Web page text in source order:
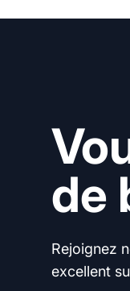
de
Rejoignez
excellent